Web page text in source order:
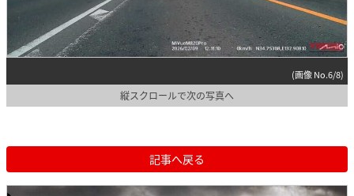
(画像 No.6/8)
縦スクロールで次の写真へ
記事へ戻る